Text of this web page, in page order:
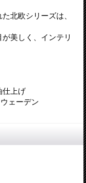
北欧シリーズは、
美しく、インテリ
上げ
ェーデン